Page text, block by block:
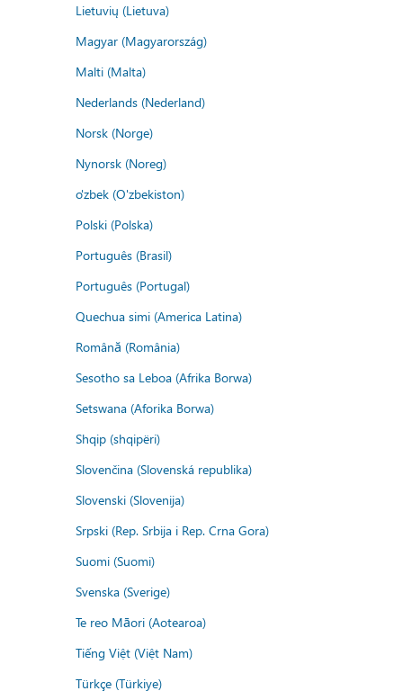
Lietuvių (Lietuva)
Magyar (Magyarország)
Malti (Malta)
Nederlands (Nederland)
Norsk (Norge)
Nynorsk (Noreg)
o'zbek (O'zbekiston)
Polski (Polska)
Português (Brasil)
Português (Portugal)
Quechua simi (America Latina)
Română (România)
Sesotho sa Leboa (Afrika Borwa)
Setswana (Aforika Borwa)
Shqip (shqipëri)
Slovenčina (Slovenská republika)
Slovenski (Slovenija)
Srpski (Rep. Srbija i Rep. Crna Gora)
Suomi (Suomi)
Svenska (Sverige)
Te reo Māori (Aotearoa)
Tiếng Việt (Việt Nam)
Türkçe (Türkiye)